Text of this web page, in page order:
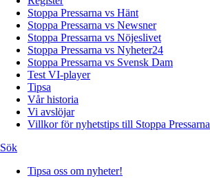
Stoppa Pressarna vs Hänt
Stoppa Pressarna vs Newsner
Stoppa Pressarna vs Nöjeslivet
Stoppa Pressarna vs Nyheter24
Stoppa Pressarna vs Svensk Dam
Test VI-player
Tipsa
Vår historia
Vi avslöjar
Villkor för nyhetstips till Stoppa Pressarna
Sök
Tipsa oss om nyheter!